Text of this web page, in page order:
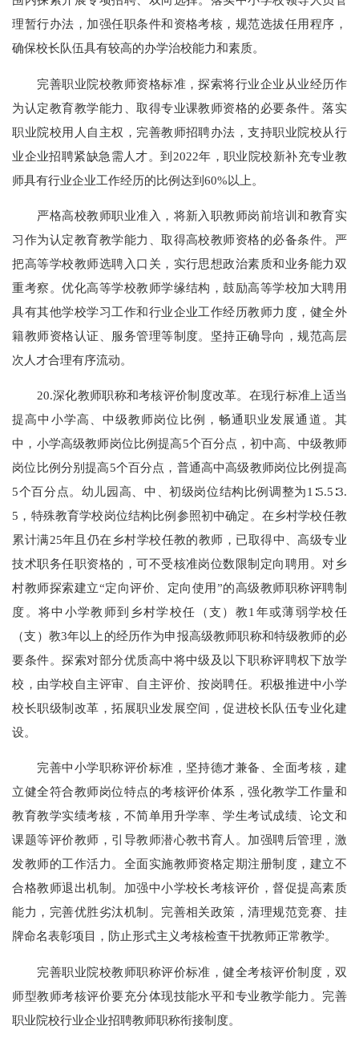
理暂行办法，加强任职条件和资格考核，规范选拔任用程序，
确保校长队伍具有较高的办学治校能力和素质。
完善职业院校教师资格标准，探索将行业企业从业经历作
为认定教育教学能力、取得专业课教师资格的必要条件。落实
职业院校用人自主权，完善教师招聘办法，支持职业院校从行
业企业招聘紧缺急需人才。到2022年，职业院校新补充专业教
师具有行业企业工作经历的比例达到60%以上。
严格高校教师职业准入，将新入职教师岗前培训和教育实
习作为认定教育教学能力、取得高校教师资格的必备条件。严
把高等学校教师选聘入口关，实行思想政治素质和业务能力双
重考察。优化高等学校教师学缘结构，鼓励高等学校加大聘用
具有其他学校学习工作和行业企业工作经历教师力度，健全外
籍教师资格认证、服务管理等制度。坚持正确导向，规范高层
次人才合理有序流动。
20.深化教师职称和考核评价制度改革。在现行标准上适当
提高中小学高、中级教师岗位比例，畅通职业发展通道。其
中，小学高级教师岗位比例提高5个百分点，初中高、中级教师
岗位比例分别提高5个百分点，普通高中高级教师岗位比例提高
5个百分点。幼儿园高、中、初级岗位结构比例调整为1∶5.5∶3.
5，特殊教育学校岗位结构比例参照初中确定。在乡村学校任教
累计满25年且仍在乡村学校任教的教师，已取得中、高级专业
技术职务任职资格的，可不受核准岗位数限制定向聘用。对乡
村教师探索建立“定向评价、定向使用”的高级教师职称评聘制
度。将中小学教师到乡村学校任（支）教1年或薄弱学校任
（支）教3年以上的经历作为申报高级教师职称和特级教师的必
要条件。探索对部分优质高中将中级及以下职称评聘权下放学
校，由学校自主评审、自主评价、按岗聘任。积极推进中小学
校长职级制改革，拓展职业发展空间，促进校长队伍专业化建
设。
完善中小学职称评价标准，坚持德才兼备、全面考核，建
立健全符合教师岗位特点的考核评价体系，强化教学工作量和
教育教学实绩考核，不简单用升学率、学生考试成绩、论文和
课题等评价教师，引导教师潜心教书育人。加强聘后管理，激
发教师的工作活力。全面实施教师资格定期注册制度，建立不
合格教师退出机制。加强中小学校长考核评价，督促提高素质
能力，完善优胜劣汰机制。完善相关政策，清理规范竞赛、挂
牌命名表彰项目，防止形式主义考核检查干扰教师正常教学。
完善职业院校教师职称评价标准，健全考核评价制度，双
师型教师考核评价要充分体现技能水平和专业教学能力。完善
职业院校行业企业招聘教师职称衔接制度。